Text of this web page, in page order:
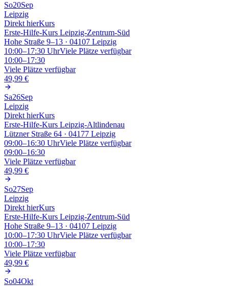
So20Sep
Leipzig
Direkt hierKurs
Erste-Hilfe-Kurs Leipzig-Zentrum-Süd
Hohe Straße 9–13 · 04107 Leipzig
10:00–17:30 UhrViele Plätze verfügbar
10:00–17:30
Viele Plätze verfügbar
49,99 €
Sa26Sep
Leipzig
Direkt hierKurs
Erste-Hilfe-Kurs Leipzig-Altlindenau
Lützner Straße 64 · 04177 Leipzig
09:00–16:30 UhrViele Plätze verfügbar
09:00–16:30
Viele Plätze verfügbar
49,99 €
So27Sep
Leipzig
Direkt hierKurs
Erste-Hilfe-Kurs Leipzig-Zentrum-Süd
Hohe Straße 9–13 · 04107 Leipzig
10:00–17:30 UhrViele Plätze verfügbar
10:00–17:30
Viele Plätze verfügbar
49,99 €
So04Okt